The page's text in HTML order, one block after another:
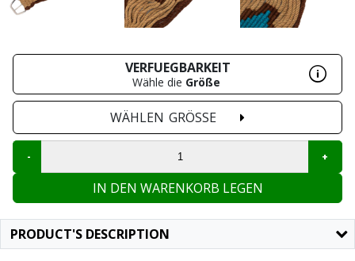
VERFUEGBARKEIT
Wähle die Größe
WÄHLEN GRÖSSE
IN DEN WARENKORB LEGEN
PRODUCT'S DESCRIPTION